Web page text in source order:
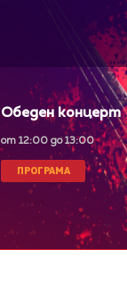
Обеден концерт
от 12:00 до 13:00
ПРОГРАМА